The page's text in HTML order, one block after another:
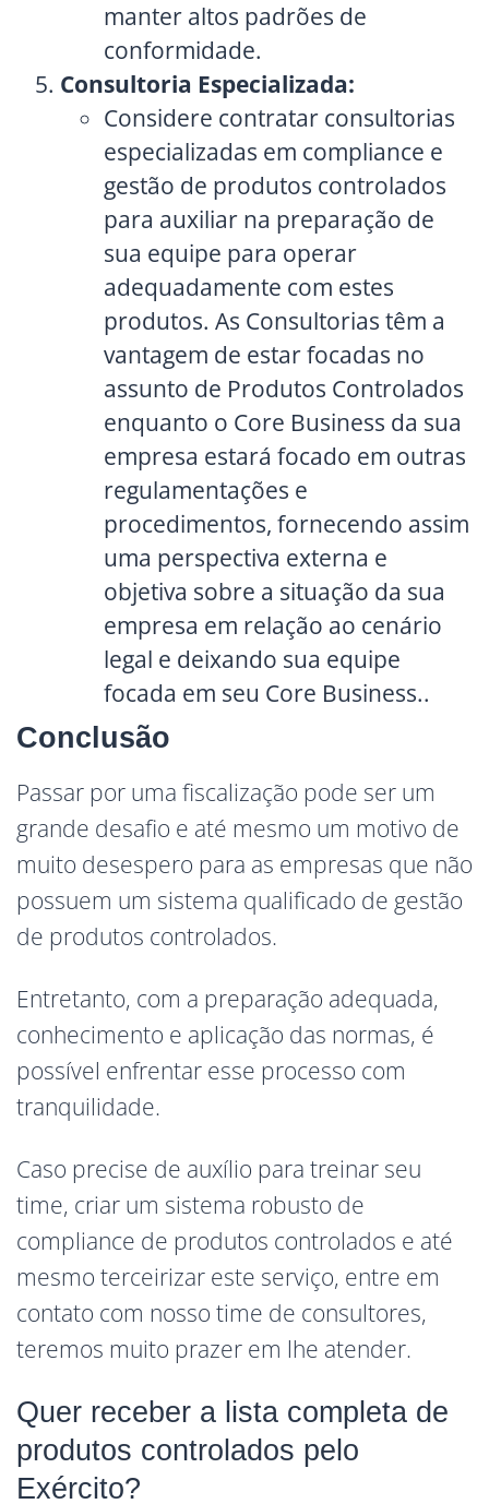
manter altos padrões de
conformidade.
Consultoria Especializada:
Considere contratar consultorias
especializadas em compliance e
gestão de produtos controlados
para auxiliar na preparação de
sua equipe para operar
adequadamente com estes
produtos. As Consultorias têm a
vantagem de estar focadas no
assunto de Produtos Controlados
enquanto o Core Business da sua
empresa estará focado em outras
regulamentações e
procedimentos, fornecendo assim
uma perspectiva externa e
objetiva sobre a situação da sua
empresa em relação ao cenário
legal e deixando sua equipe
focada em seu Core Business..
Conclusão
Passar por uma fiscalização pode ser um
grande desafio e até mesmo um motivo de
muito desespero para as empresas que não
possuem um sistema qualificado de gestão
de produtos controlados.
Entretanto, com a preparação adequada,
conhecimento e aplicação das normas, é
possível enfrentar esse processo com
tranquilidade.
Caso precise de auxílio para treinar seu
time, criar um sistema robusto de
compliance de produtos controlados e até
mesmo terceirizar este serviço, entre em
contato com nosso time de consultores,
teremos muito prazer em lhe atender.
Quer receber a lista completa de
produtos controlados pelo
Exército?